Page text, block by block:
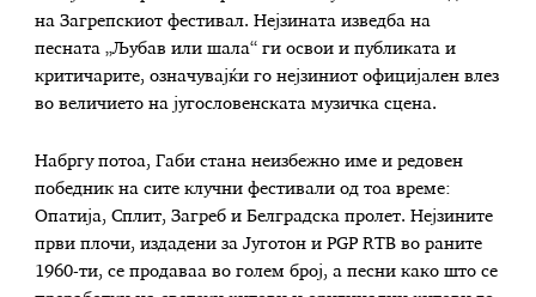
на Загрепскиот фестивал. Нејзината изведба на
песната „Љубав или шала“ ги освои и публиката и
критичарите, означувајќи го нејзиниот официјален влез
во величието на југословенската музичка сцена.
Набргу потоа, Габи стана неизбежно име и редовен
победник на сите клучни фестивали од тоа време:
Опатија, Сплит, Загреб и Белградска пролет. Нејзините
први плочи, издадени за Југотон и PGP RTB во раните
1960-ти, се продаваа во голем број, а песни како што се